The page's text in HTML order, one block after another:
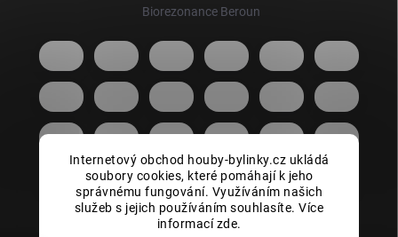
Internetový obchod houby-bylinky.cz ukládá
soubory cookies, které pomáhají k jeho
správnému fungování. Využíváním našich
služeb s jejich používáním souhlasíte. Více
informací zde.
Biorezonance Beroun